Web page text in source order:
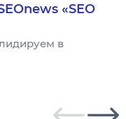
«SEO
в